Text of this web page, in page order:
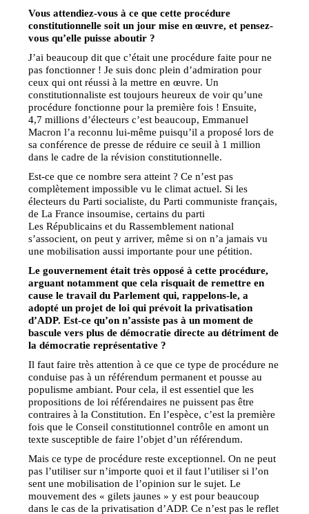
Vous attendiez-vous à ce que cette procédure
constitutionnelle soit un jour mise en œuvre, et pensez-
vous qu’elle puisse aboutir ?
J’ai beaucoup dit que c’était une procédure faite pour ne
pas fonctionner ! Je suis donc plein d’admiration pour
ceux qui ont réussi à la mettre en œuvre. Un
constitutionnaliste est toujours heureux de voir qu’une
procédure fonctionne pour la première fois ! Ensuite,
4,7 millions d’électeurs c’est beaucoup, Emmanuel
Macron l’a reconnu lui-même puisqu’il a proposé lors de
sa conférence de presse de réduire ce seuil à 1 million
dans le cadre de la révision constitutionnelle.
Est-ce que ce nombre sera atteint ? Ce n’est pas
complètement impossible vu le climat actuel. Si les
électeurs du Parti socialiste, du Parti communiste français,
de La France insoumise, certains du parti
Les Républicains et du Rassemblement national
s’associent, on peut y arriver, même si on n’a jamais vu
une mobilisation aussi importante pour une pétition.
Le gouvernement était très opposé à cette procédure,
arguant notamment que cela risquait de remettre en
cause le travail du Parlement qui, rappelons-le, a
adopté un projet de loi qui prévoit la privatisation
d’ADP. Est-ce qu’on n’assiste pas à un moment de
bascule vers plus de démocratie directe au détriment de
la démocratie représentative ?
Il faut faire très attention à ce que ce type de procédure ne
conduise pas à un référendum permanent et pousse au
populisme ambiant. Pour cela, il est essentiel que les
propositions de loi référendaires ne puissent pas être
contraires à la Constitution. En l’espèce, c’est la première
fois que le Conseil constitutionnel contrôle en amont un
texte susceptible de faire l’objet d’un référendum.
Mais ce type de procédure reste exceptionnel. On ne peut
pas l’utiliser sur n’importe quoi et il faut l’utiliser si l’on
sent une mobilisation de l’opinion sur le sujet. Le
mouvement des « gilets jaunes » y est pour beaucoup
dans le cas de la privatisation d’ADP. Ce n’est pas le reflet